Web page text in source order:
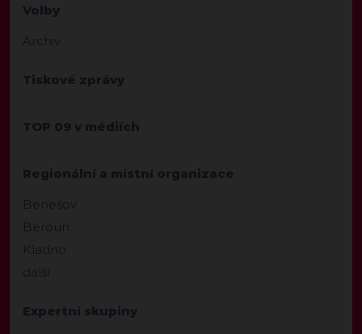
Volby
Archiv
Tiskové zprávy
TOP 09 v médiích
Regionální a místní organizace
Benešov
Beroun
Kladno
další
Expertní skupiny